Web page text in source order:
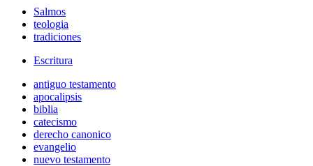
Salmos
teologia
tradiciones
Escritura
antiguo testamento
apocalipsis
biblia
catecismo
derecho canonico
evangelio
nuevo testamento